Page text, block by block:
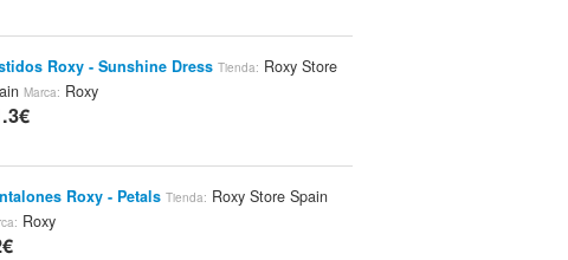
Roxy - Sunshine Dress Tienda: Roxy Store
Marca: Roxy
Roxy - Petals Tienda: Roxy Store Spain
Roxy